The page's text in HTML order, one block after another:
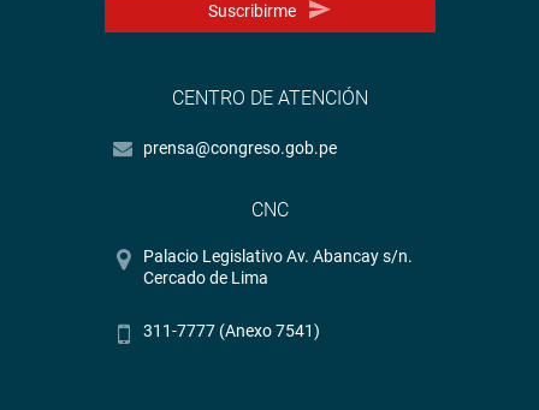
Suscribirme
CENTRO DE ATENCIÓN
prensa@congreso.gob.pe
CNC
Palacio Legislativo Av. Abancay s/n.
Cercado de Lima
311-7777 (Anexo 7541)